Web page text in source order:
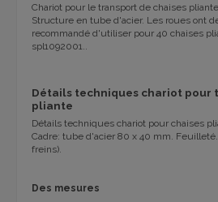
Chariot pour le transport de chaises
Structure en tube d'acier. Les roues ont
recommandé d'utiliser pour 40 chaises
spl1092001..
Détails techniques chariot pour
pliante
Détails techniques chariot pour chaises
Cadre: tube d'acier 80 x 40 mm.
freins).
Des mesures